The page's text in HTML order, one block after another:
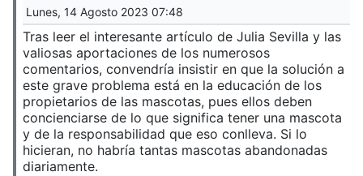
Lunes, 14 Agosto 2023 07:48
Tras leer el interesante artículo de Julia Sevilla y las
valiosas aportaciones de los numerosos
comentarios, convendría insistir en que la solución a
este grave problema está en la educación de los
propietarios de las mascotas, pues ellos deben
concienciarse de lo que significa tener una mascota
y de la responsabilidad que eso conlleva. Si lo
hicieran, no habría tantas mascotas abandonadas
diariamente.